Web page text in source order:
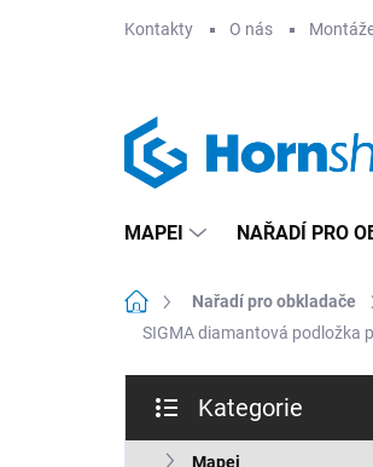
Kontakty O nás
MAPEI NAŘADÍ PRO
Domů Nařadí pro obkladače
SIGMA diamantová podložka
s
kategorie
Kategorie
Mapei